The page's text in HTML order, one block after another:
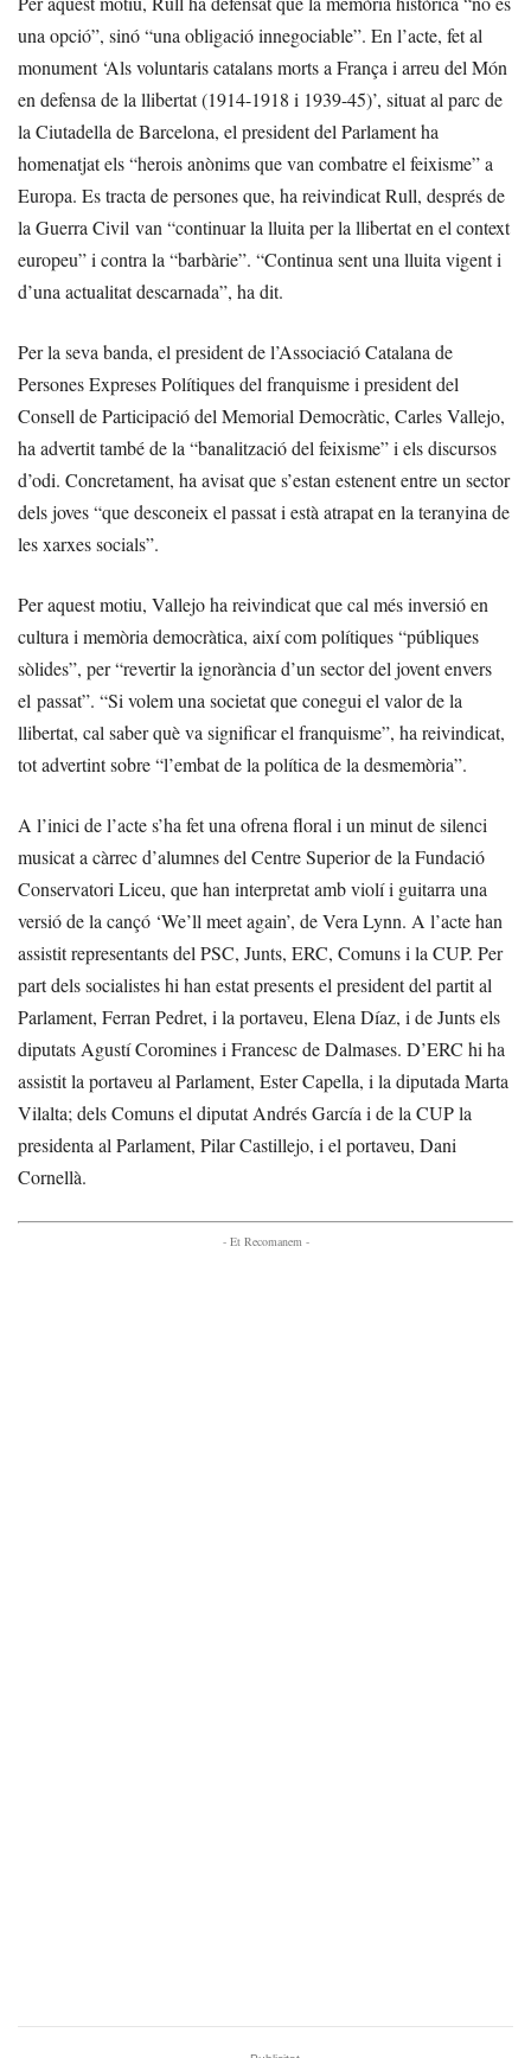
una opció”, sinó “una obligació innegociable”. En l’acte, fet al
monument ‘Als voluntaris catalans morts a França i arreu del Món
en defensa de la llibertat (1914-1918 i 1939-45)’, situat al parc de
la Ciutadella de Barcelona, el president del Parlament ha
homenatjat els “herois anònims que van combatre el feixisme” a
Europa. Es tracta de persones que, ha reivindicat Rull, després de
la Guerra Civil van “continuar la lluita per la llibertat en el context
europeu” i contra la “barbàrie”. “Continua sent una lluita vigent i
d’una actualitat descarnada”, ha dit.
Per la seva banda, el president de l’Associació Catalana de
Persones Expreses Polítiques del franquisme i president del
Consell de Participació del Memorial Democràtic, Carles Vallejo,
ha advertit també de la “banalització del feixisme” i els discursos
d’odi. Concretament, ha avisat que s’estan estenent entre un sector
dels joves “que desconeix el passat i està atrapat en la teranyina de
les xarxes socials”.
Per aquest motiu, Vallejo ha reivindicat que cal més inversió en
cultura i memòria democràtica, així com polítiques “públiques
sòlides”, per “revertir la ignorància d’un sector del jovent envers
el passat”. “Si volem una societat que conegui el valor de la
llibertat, cal saber què va significar el franquisme”, ha reivindicat,
tot advertint sobre “l’embat de la política de la desmemòria”.
A l’inici de l’acte s’ha fet una ofrena floral i un minut de silenci
musicat a càrrec d’alumnes del Centre Superior de la Fundació
Conservatori Liceu, que han interpretat amb violí i guitarra una
versió de la cançó ‘We’ll meet again’, de Vera Lynn. A l’acte han
assistit representants del PSC, Junts, ERC, Comuns i la CUP. Per
part dels socialistes hi han estat presents el president del partit al
Parlament, Ferran Pedret, i la portaveu, Elena Díaz, i de Junts els
diputats Agustí Coromines i Francesc de Dalmases. D’ERC hi ha
assistit la portaveu al Parlament, Ester Capella, i la diputada Marta
Vilalta; dels Comuns el diputat Andrés García i de la CUP la
presidenta al Parlament, Pilar Castillejo, i el portaveu, Dani
Cornellà.
- Et Recomanem -